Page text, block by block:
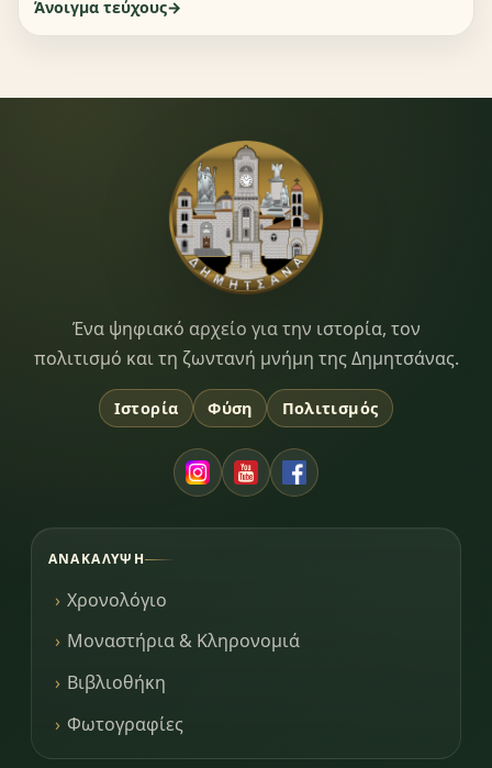
Άνοιγμα τεύχους
Dimitsana.gr
Ένα ψηφιακό αρχείο για την ιστορία, τον
πολιτισμό και τη ζωντανή μνήμη της Δημητσάνας.
Ιστορία Φύση Πολιτισμός
ΑΝΑΚΆΛΥΨΗ
Χρονολόγιο
Μοναστήρια & Κληρονομιά
Βιβλιοθήκη
Φωτογραφίες